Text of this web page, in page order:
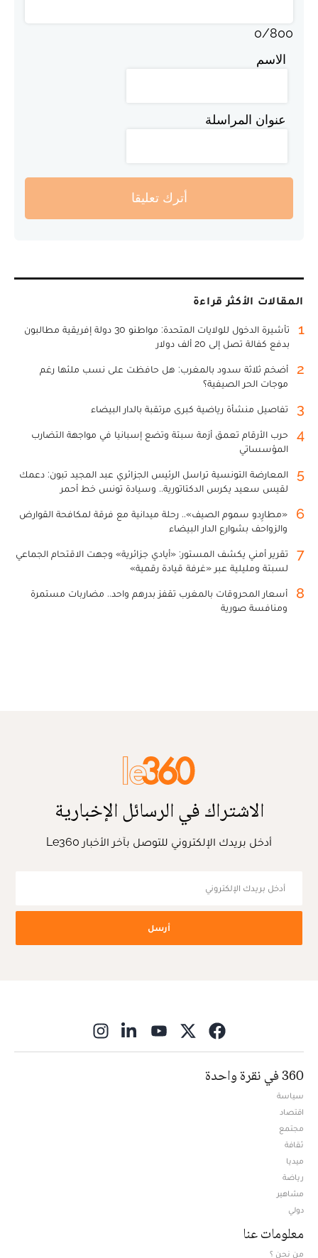
0/800
الاسم
عنوان المراسلة
أترك تعليقا
المقالات الأكثر قراءة
1
تأشيرة الدخول للولايات المتحدة: مواطنو 30 دولة إفريقية مطالبون
بدفع كفالة تصل إلى 20 ألف دولار
2
أضخم ثلاثة سدود بالمغرب: هل حافظت على نسب ملئها رغم
موجات الحر الصيفية؟
3 تفاصيل منشأة رياضية كبرى مرتقبة بالدار البيضاء
4
حرب الأرقام تعمق أزمة سبتة وتضع إسبانيا في مواجهة التضارب
المؤسساتي
5
المعارضة التونسية تراسل الرئيس الجزائري عبد المجيد تبون: دعمك
لقيس سعيد يكرس الدكتاتورية.. وسيادة تونس خط أحمر
6
«مطارِدو سموم الصيف».. رحلة ميدانية مع فرقة لمكافحة القوارض
والزواحف بشوارع الدار البيضاء
7
تقرير أمني يكشف المستور: «أيادي جزائرية» وجهت الاقتحام الجماعي
لسبتة ومليلية عبر «غرفة قيادة رقمية»
8
أسعار المحروقات بالمغرب تقفز بدرهم واحد.. مضاربات مستمرة
ومنافسة صورية
الاشتراك في الرسائل الإخبارية
أدخل بريدك الإلكتروني للتوصل بآخر الأخبار Le360
أرسل
360 في نقرة واحدة
سياسة
اقتصاد
مجتمع
ثقافة
ميديا
رياضة
مشاهير
دولي
معلومات عنا
من نحن ؟